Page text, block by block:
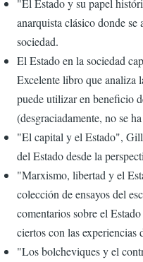
"El Estado y su papel
anarquista clásico donde
sociedad.
El Estado en la sociedad
Excelente libro que analiza
puede utilizar en beneficio
(desgraciadamente, no se
"El capital y el Estado",
del Estado desde la
"Marxismo, libertad y el
colección de ensayos del
comentarios sobre el
ciertos con las experiencias
"Los bolcheviques y el